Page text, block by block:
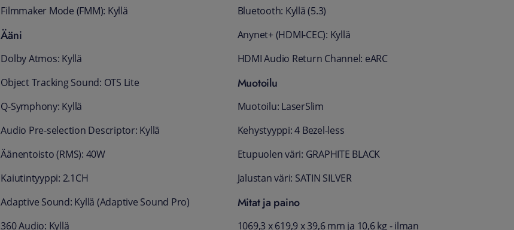
Filmmaker Mode (FMM): Kyllä
Ääni
Dolby Atmos: Kyllä
Object Tracking Sound: OTS Lite
Q-Symphony: Kyllä
Audio Pre-selection Descriptor: Kyllä
Äänentoisto (RMS): 40W
Kaiutintyyppi: 2.1CH
Adaptive Sound: Kyllä (Adaptive Sound Pro)
360 Audio: Kyllä
Bluetooth: Kyllä (5.3)
Anynet+ (HDMI-CEC): Kyllä
HDMI Audio Return Channel: eARC
Muotoilu
Muotoilu: LaserSlim
Kehystyyppi: 4 Bezel-less
Etupuolen väri: GRAPHITE BLACK
Jalustan väri: SATIN SILVER
Mitat ja paino
1069,3 x 619,9 x 39,6 mm ja 10,6 kg - ilman